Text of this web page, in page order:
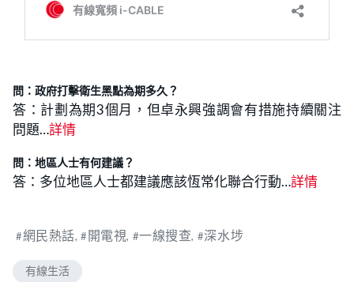
問：政府打擊衛生黑點為期多久？
答：計劃為期3個月，但卓永興強調會有措施持續關注
問題…詳情
問：地區人士有何建議？
答：多位地區人士都建議應該恆常化聯合行動…詳情
網民熱話 開電視 一線搜查 深水埗
有線生活